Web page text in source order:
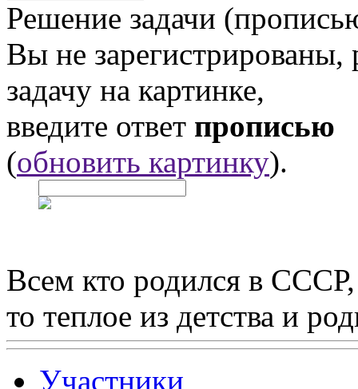
Решение задачи
Вы не
задачу на картинке,
введите ответ прописью
(обновить картинку).
Всем кто родился в
то теплое из детства и
Участники